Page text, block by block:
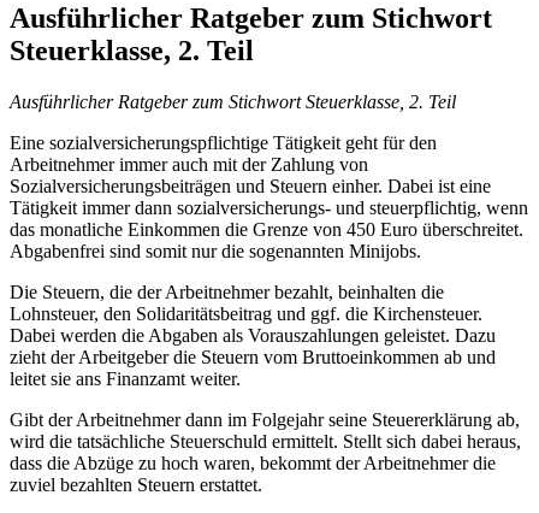
Ausführlicher Ratgeber zum Stichwort
Steuerklasse, 2. Teil
Ausführlicher Ratgeber zum Stichwort Steuerklasse, 2. Teil
Eine sozialversicherungspflichtige Tätigkeit geht für den
Arbeitnehmer immer auch mit der Zahlung von
Sozialversicherungsbeiträgen und Steuern einher. Dabei ist eine
Tätigkeit immer dann sozialversicherungs- und steuerpflichtig, wenn
das monatliche Einkommen die Grenze von 450 Euro überschreitet.
Abgabenfrei sind somit nur die sogenannten Minijobs.
Die Steuern, die der Arbeitnehmer bezahlt, beinhalten die
Lohnsteuer, den Solidaritätsbeitrag und ggf. die Kirchensteuer.
Dabei werden die Abgaben als Vorauszahlungen geleistet. Dazu
zieht der Arbeitgeber die Steuern vom Bruttoeinkommen ab und
leitet sie ans Finanzamt weiter.
Gibt der Arbeitnehmer dann im Folgejahr seine Steuererklärung ab,
wird die tatsächliche Steuerschuld ermittelt. Stellt sich dabei heraus,
dass die Abzüge zu hoch waren, bekommt der Arbeitnehmer die
zuviel bezahlten Steuern erstattet.